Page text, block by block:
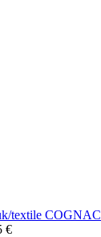
textile COGNAC
€